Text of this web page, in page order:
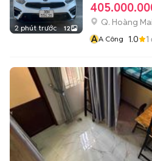
2 phút trước 12
Q. Hoàng Mai
AA Công 1.0 1